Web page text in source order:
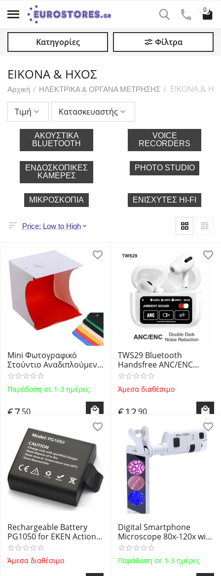
0
Κατηγορίες Φίλτρα
ΕΙΚΟΝΑ & ΗΧΟΣ
Αρχική / ΗΛΕΚΤΡΙΚΑ & ΟΡΓΑΝΑ ΜΕΤΡΗΣΗΣ / ΕΙΚΟΝΑ &
Τιμή Κατασκευαστής
ΑΚΟΥΣΤΙΚΆ
BLUETOOTH
VOICE
RECORDERS
ΕΝΔΟΣΚΟΠΙΚΈΣ
ΚΆΜΕΡΕΣ
PHOTO STUDIO
ΜΙΚΡΟΣΚΌΠΙΑ ΕΝΙΣΧΥΤΈΣ HI-FI
Price: Low to High
Mini Φωτογραφικό
Στούντιο Αναδιπλούμενο
με πάνελ φωτισμού LED
& 6 έγχρωμα υπόβαθρα
PFL24P6 - Mini Photo
Παράδοση σε 1-3 ημέρες
€7 50
TWS29 Bluetooth
Handsfree ANC/ENC
Λευκά Ακουστικά με Θήκη
Φόρτισης LCD Οθόνη
Αφής Double Dark Noise
Reduction Touch Control
Άμεσα διαθέσιμο
€1290
Rechargeable Battery
PG1050 for EKEN Action
Cameras
Άμεσα διαθέσιμο
Digital Smartphone
Microscope 80x-120x with
LED Light BU-120M OEM -
Ψηφιακό Μικροσκόπιο με
κλιπ προσαρμογής σε
Παράδοση σε 1-3 ημέρες